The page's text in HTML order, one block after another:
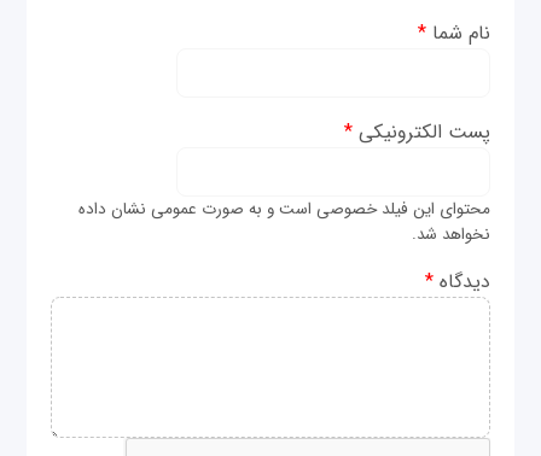
نام شما*
پست الکترونیکی*
محتوای این فیلد خصوصی است و به صورت عمومی نشان داده
نخواهد شد.
دیدگاه*